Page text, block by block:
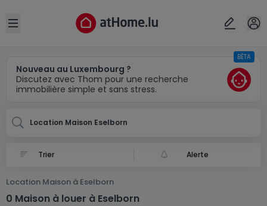
Open sidebar
Nouveau au Luxembourg ?
Discutez avec Thom pour une recherche
immobilière simple et sans stress.
BÊTA
Location Maison Eselborn
Alerte
Location Maison à Eselborn
0 Maison à louer à Eselborn
Localité(s)
Annuler OK